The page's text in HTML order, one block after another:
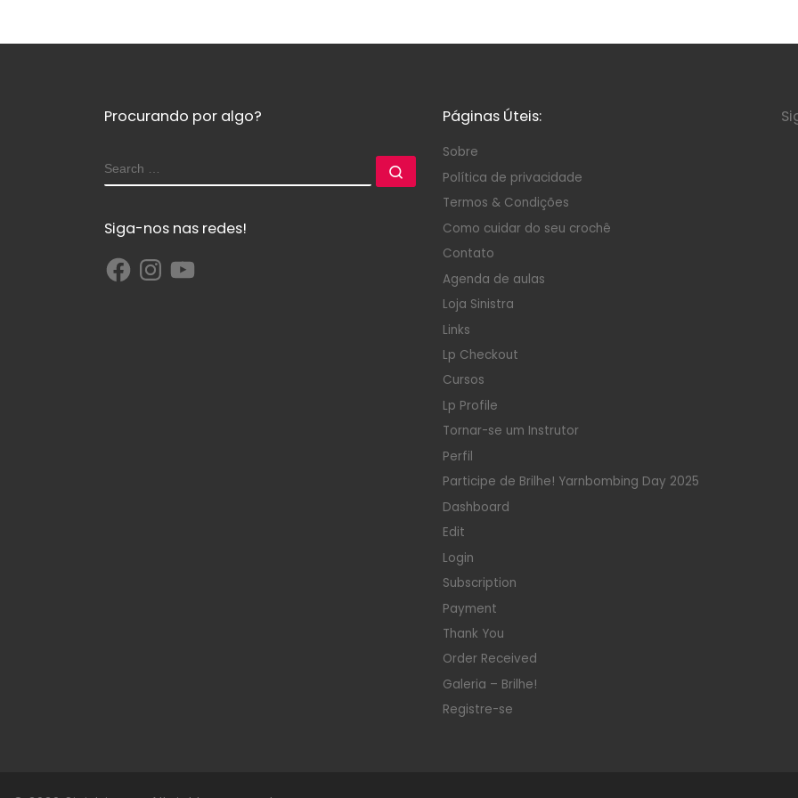
Procurando por algo?
Siga-nos nas redes!
Páginas Úteis:
Sobre
Política de privacidade
Termos & Condições
Como cuidar do seu crochê
Contato
Agenda de aulas
Loja Sinistra
Links
Lp Checkout
Cursos
Lp Profile
Tornar-se um Instrutor
Perfil
Participe de Brilhe! Yarnbombing Day 2025
Dashboard
Edit
Login
Subscription
Payment
Thank You
Order Received
Galeria – Brilhe!
Registre-se